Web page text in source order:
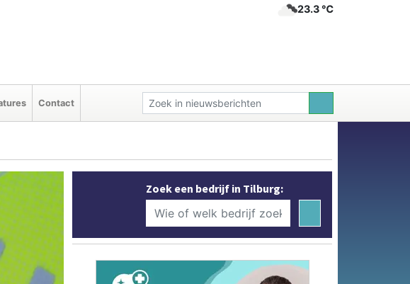
23.3 ℃
Contact
Zoek een bedrijf in Tilburg: